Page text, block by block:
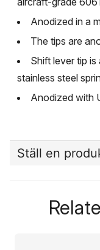
Anodized in a
The tips are
Shift lever tip
stainless steel
Anodized with
Ställ en